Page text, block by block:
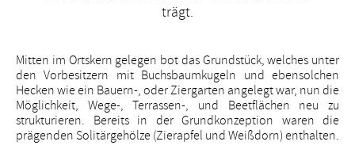
trägt.
Mitten im Ortskern gelegen bot das Grundstück, welches unter
den Vorbesitzern mit Buchsbaumkugeln und ebensolchen
Hecken wie ein Bauern-, oder Ziergarten angelegt war, nun die
Möglichkeit, Wege-, Terrassen-, und Beetflächen neu zu
strukturieren. Bereits in der Grundkonzeption waren die
prägenden Solitärgehölze (Zierapfel und Weißdorn) enthalten.